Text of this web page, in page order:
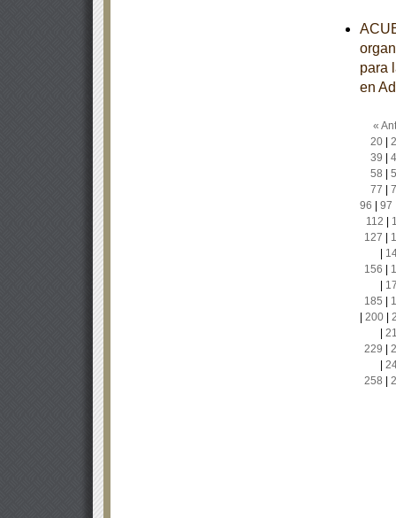
para
en
«
20|
39
58
77
96
97
112
127
156
185
200|
229
258